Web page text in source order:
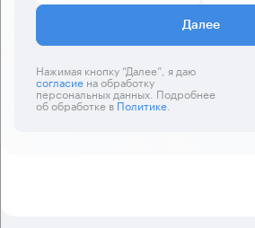
Далее
Нажимая кнопку “Далее”, я даю
согласиена обработку
персональных данных. Подробнее
об обработке вПолитике.